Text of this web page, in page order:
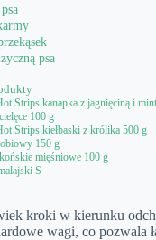
psa
Strips kanapka z jagnięciną i
100 g
Strips kiełbaski z królika 500 g
150 g
mięśniowe 100 g
S
kroki w kierunku
wagi, co